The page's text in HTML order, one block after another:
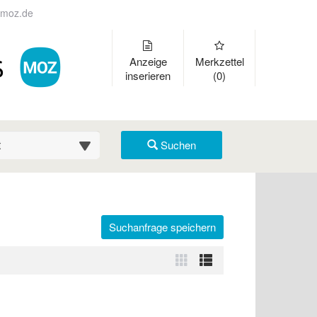
moz.de
Anzeige
inserieren
Merkzettel
(0)
(km) Suchen
und Links zu öffnen. Mit Pfeil rechts klappen
Suchanfrage speichern
Zur
Zur